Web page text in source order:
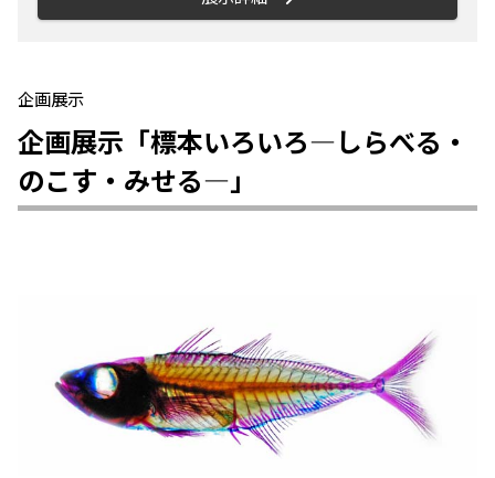
特徴が明らかとなっていきます。 【見どこ
蔵器など ③生業の器 国指定有形民俗文化
財を含む、三浦半島の漁撈用具や商家の道
具 ④戦時下の器 大型望遠鏡と収納箱のほ
（日） 13:30～15:00（参加自由）
企画展示
企画展示「標本いろいろ―しらべる・
のこす・みせる―」